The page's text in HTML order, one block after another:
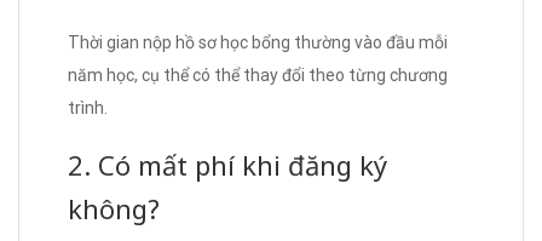
Thời gian nộp hồ sơ học bổng thường vào đầu mỗi
năm học, cụ thể có thể thay đổi theo từng chương
trình.
2. Có mất phí khi đăng ký
không?